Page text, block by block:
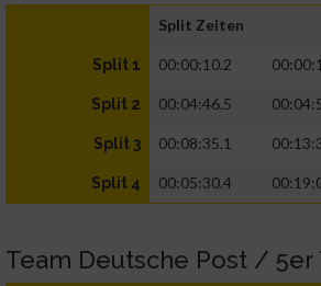
Split Zeiten
Split 1 00:00:10.2
Split 2 00:04:46.5
Split 3 00:08:35.1
Split 4 00:05:30.4
Team Deutsche Post / 5er